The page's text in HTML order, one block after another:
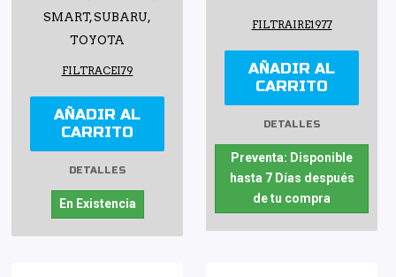
SMART, SUBARU,
TOYOTA
FILTRACEI79
AÑADIR AL
CARRITO
DETALLES
En Existencia
FILTRAIRE1977
AÑADIR AL
CARRITO
DETALLES
Preventa: Disponible
hasta 7 Días después
de tu compra